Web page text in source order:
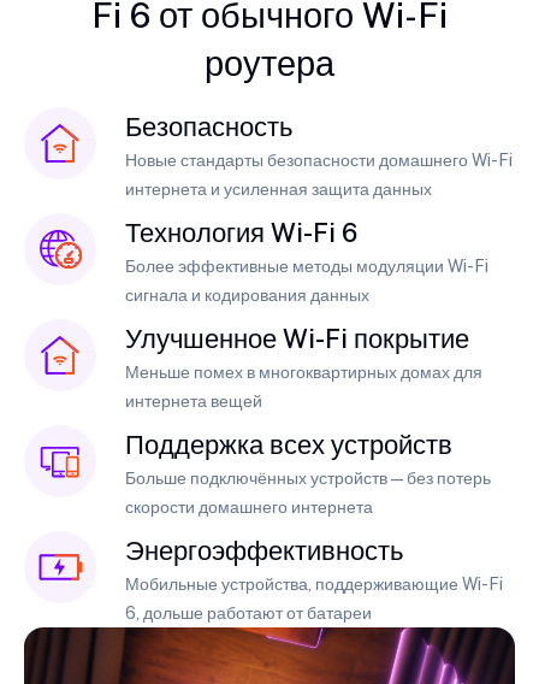
Fi 6 от обычного Wi-Fi
роутера
Безопасность
Новые стандарты безопасности домашнего Wi-Fi
интернета и усиленная защита данных
Технология Wi-Fi 6
Более эффективные методы модуляции Wi-Fi
сигнала и кодирования данных
Улучшенное Wi-Fi покрытие
Меньше помех в многоквартирных домах для
интернета вещей
Поддержка всех устройств
Больше подключённых устройств — без потерь
скорости домашнего интернета
Энергоэффективность
Мобильные устройства, поддерживающие Wi-Fi
6, дольше работают от батареи